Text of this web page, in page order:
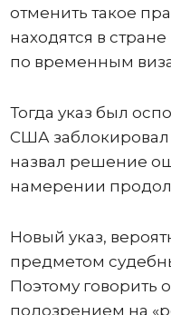
отменить такое
находятся в
по временным
Тогда указ был
США заблокировал
назвал решение
намерении
Новый указ,
предметом
Поэтому говорить
подозрением на